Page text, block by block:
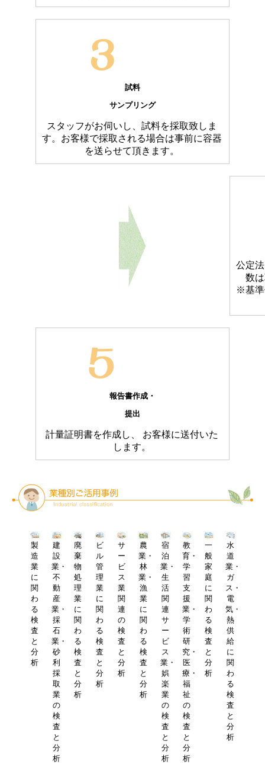
試料
サンプリング
スタッフがお伺いし、試料を採取致しま
す。お客様で採取される場合は事前に容器
を送らせて頂きます。
公定
数
※基準
報告書作成・
提出
計量証明書を作成し、 お客様に送付いた
します。
製
造
業
に
関
わ
る
検
査
と
分
析
建
設
業・
不
動
産
業・
採
石
業・
砂
利
採
取
業
の
検
査
と
分
析
廃
棄
物
処
理
業
に
関
わ
る
検
査
と
分
析
ビ
ル
管
理
業
に
関
わ
る
検
査
と
分
析
サ
ー
ビ
ス
業
関
連
の
検
査
と
分
析
農
業・
林
業・
漁
業
に
関
わ
る
検
査
と
分
析
宿
泊
業・
生
活
関
連
サ
ー
ビ
ス
業・
娯
楽
業
の
検
査
と
分
析
教
育・
学
習
支
援
業・
学
術
研
究・
医
療・
福
祉
の
検
査
と
分
析
一
般
家
庭
に
関
わ
る
検
査
と
分
析
水
道
業・
ガ
ス・
電
気・
熱
供
給
に
関
わ
る
検
査
と
分
析